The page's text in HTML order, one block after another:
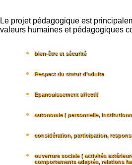
Le projet pédagogique est
valeurs humaines et pédagogiques
bien-être et sécurité
Respect du statut d’adulte
Epanouissement affectif
autonomie ( personnelle,
considération, participation,
ouverture sociale ( activités
comportements adaptés, relations